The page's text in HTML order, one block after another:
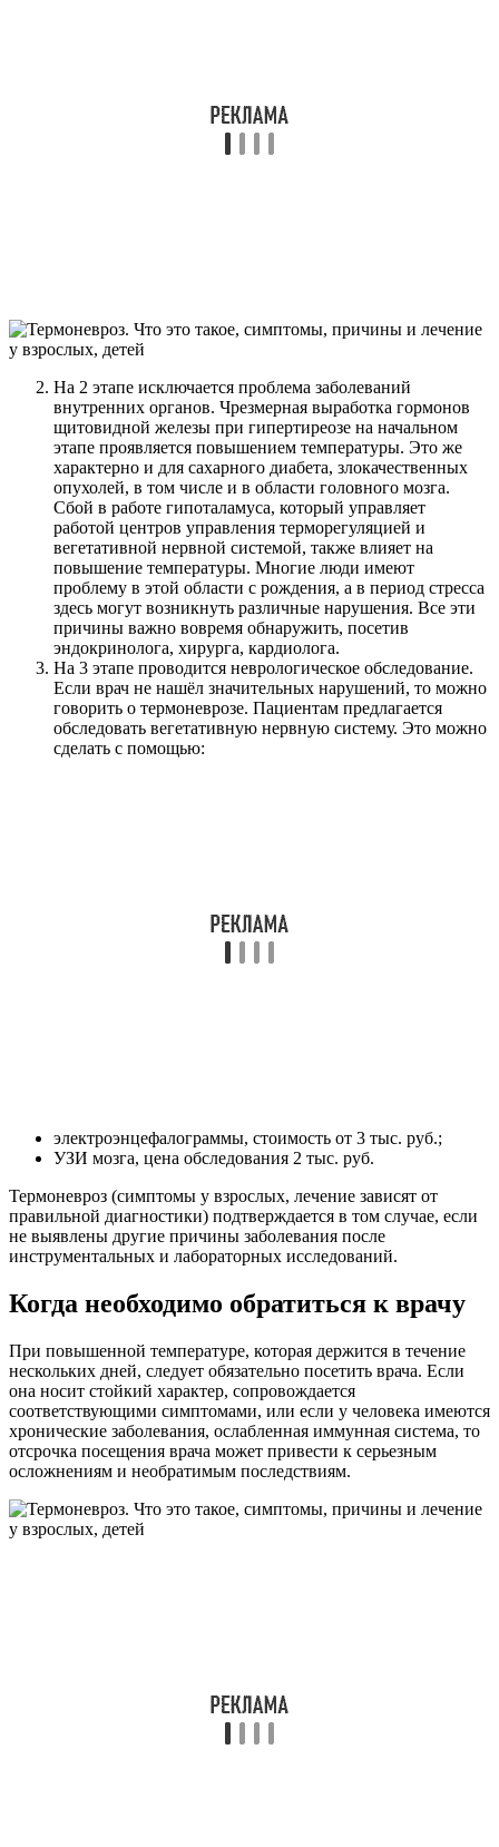
На 2 этапе исключается проблема заболеваний
внутренних органов. Чрезмерная выработка гормонов
щитовидной железы при гипертиреозе на начальном
этапе проявляется повышением температуры. Это же
характерно и для сахарного диабета, злокачественных
опухолей, в том числе и в области головного мозга.
Сбой в работе гипоталамуса, который управляет
работой центров управления терморегуляцией и
вегетативной нервной системой, также влияет на
повышение температуры. Многие люди имеют
проблему в этой области с рождения, а в период стресса
здесь могут возникнуть различные нарушения. Все эти
причины важно вовремя обнаружить, посетив
эндокринолога, хирурга, кардиолога.
На 3 этапе проводится неврологическое обследование.
Если врач не нашёл значительных нарушений, то можно
говорить о термоневрозе. Пациентам предлагается
обследовать вегетативную нервную систему. Это можно
сделать с помощью:
электроэнцефалограммы, стоимость от 3 тыс. руб.;
УЗИ мозга, цена обследования 2 тыс. руб.
Термоневроз (симптомы у взрослых, лечение зависят от
правильной диагностики) подтверждается в том случае, если
не выявлены другие причины заболевания после
инструментальных и лабораторных исследований.
Когда необходимо обратиться к врачу
При повышенной температуре, которая держится в течение
нескольких дней, следует обязательно посетить врача. Если
она носит стойкий характер, сопровождается
соответствующими симптомами, или если у человека имеются
хронические заболевания, ослабленная иммунная система, то
отсрочка посещения врача может привести к серьезным
осложнениям и необратимым последствиям.